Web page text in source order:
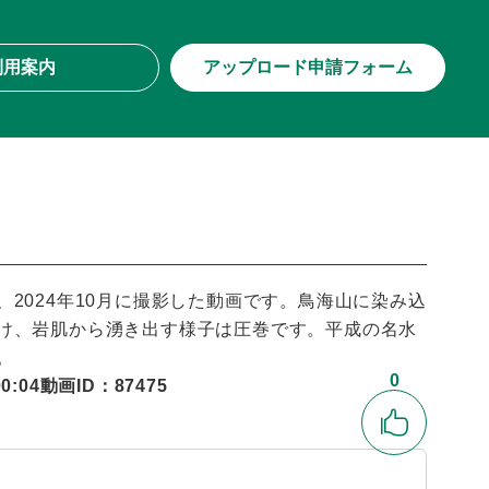
用案内 アップロード申請フォーム
2024年10月に撮影した動画です。鳥海山に染み込
、岩肌から湧き出す様子は圧巻です。平成の名水
動画ID：87475
いいね
0